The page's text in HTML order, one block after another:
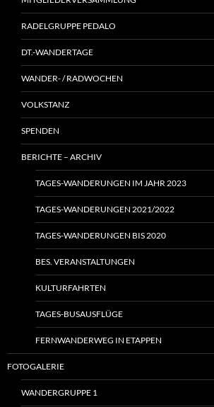
RADELGRUPPE PEDALO
DT.-WANDERTAGE
WANDER- / RADWOCHEN
VOLKSTANZ
SPENDEN
BERICHTE – ARCHIV
TAGES-WANDERUNGEN IM JAHR 2023
TAGES-WANDERUNGEN 2021/2022
TAGES-WANDERUNGEN BIS 2020
BES. VERANSTALTUNGEN
KULTURFAHRTEN
TAGES-BUSAUSFLÜGE
FERNWANDERWEG IN ETAPPEN
FOTOGALERIE
WANDERGRUPPE 1